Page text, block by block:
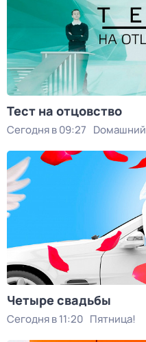
Тест на отцовство
Сегодня в 09:27 Dомашний
Четыре свадьбы
Сегодня в 11:20 Пятница!